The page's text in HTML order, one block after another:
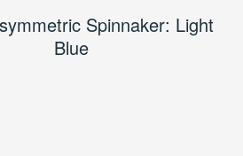
Spinnaker: Light
Blue